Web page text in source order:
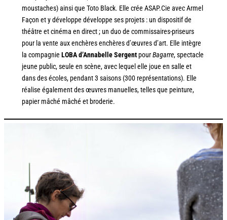
moustaches) ainsi que Toto Black. Elle crée ASAP.Cie avec Armel
Façon et y développe développe ses projets : un dispositif de
théâtre et cinéma en direct ; un duo de commissaires-priseurs
pour la vente aux enchères enchères d’œuvres d’art. Elle intègre
la compagnie LOBA d’Annabelle SergentpourBagarre, spectacle
jeune public, seule en scène, avec lequel elle joue en salle et
dans des écoles, pendant 3 saisons (300 représentations). Elle
réalise également des œuvres manuelles, telles que peinture,
papier mâché mâché et broderie.